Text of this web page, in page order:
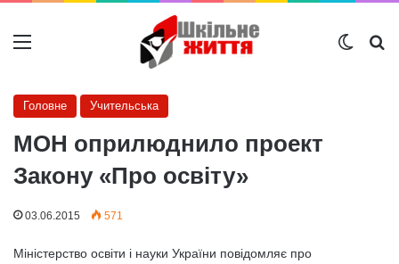
Меню
Головне Учительська
МОН оприлюднило проект
Закону «Про освіту»
03.06.2015 571
Міністерство освіти і науки України повідомляє про